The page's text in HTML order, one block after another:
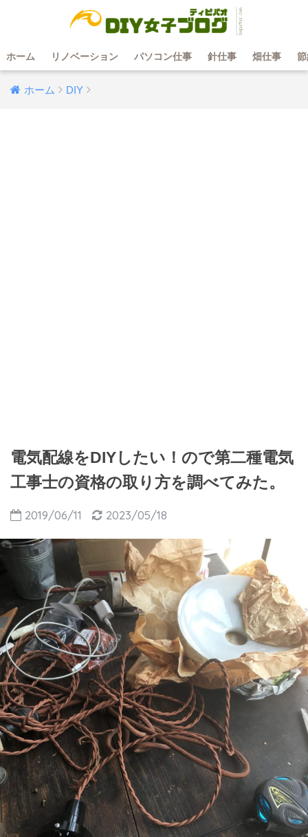
ホーム リノベーション パソコン仕事 針仕事 畑仕事
ホーム DIY
電気配線をDIYしたい！ので第二種電気
工事士の資格の取り方を調べてみた。
2019/06/11 2023/05/18